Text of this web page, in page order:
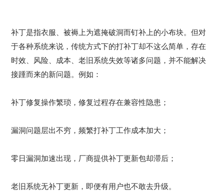
补丁是指衣服、被褥上为遮掩破洞而钉补上的小布块。但对
于各种系统来说，传统方式下的打补丁却不这么简单，存在
时效、风险、成本、老旧系统失效等诸多问题，并不能解决
接踵而来的新问题。例如：
补丁修复操作繁琐，修复过程存在兼容性隐患；
漏洞问题层出不穷，频繁打补丁工作成本加大；
零日漏洞加速出现，厂商提供补丁更新包却滞后；
老旧系统无补丁更新，即便有用户也不敢去升级。